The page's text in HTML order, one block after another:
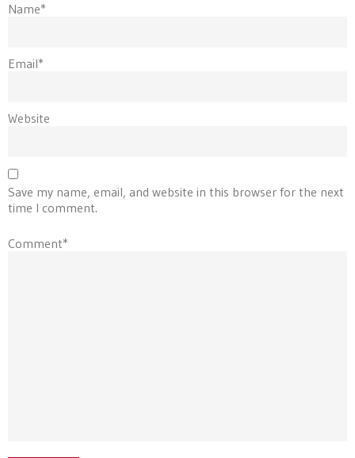
Name*
Email*
Website
Save my name, email, and website in this browser for the next
time I comment.
Comment*